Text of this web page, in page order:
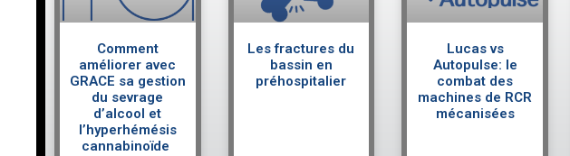
Comment
améliorer avec
GRACE sa gestion
du sevrage
d’alcool et
l’hyperhémésis
cannabinoïde
Les fractures du
bassin en
préhospitalier
Lucas vs
Autopulse: le
combat des
machines de RCR
mécanisées